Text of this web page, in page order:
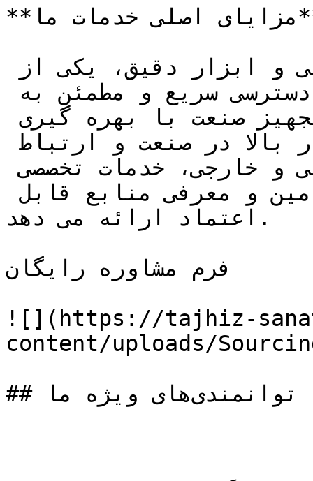
**مزایای اصلی خدمات ما**
گسترده با تأمین کنندگان داخلی و خارجی، خدمات تخصصی
اعتماد ارائه می دهد.
فرم مشاوره رایگان
![](https://tajhiz-
content/uploads/
## چرا تجهیز صنعت؟ توانمندی‌های ویژه ما